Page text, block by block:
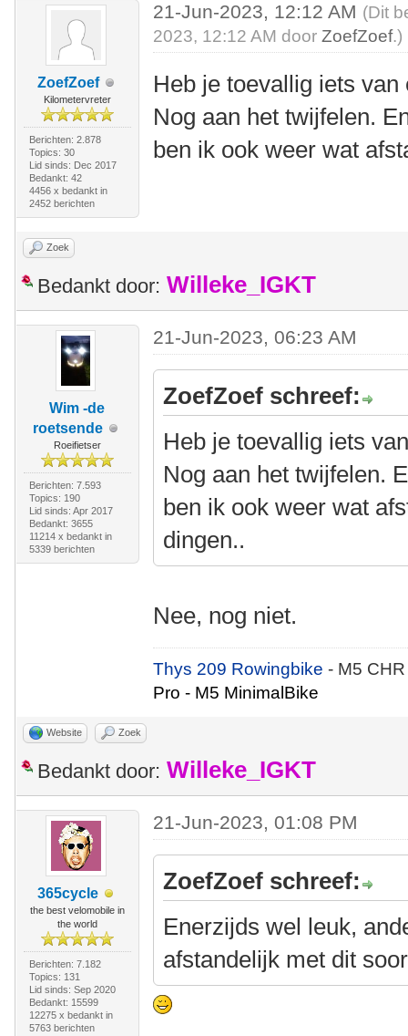
ZoefZoef
Kilometervreter
Berichten: 2.878
Topics: 30
Lid sinds: Dec 2017
Bedankt: 42
4456 x bedankt in
2452 berichten
21-Jun-2023, 12:12 AM (Dit
2023, 12:12 AM doorZoefZoef.)
Heb je toevallig iets
Nog aan het twijfelen.
ben ik ook weer wat
Zoek
Bedankt door: Willeke_IGKT
Wim -de
roetsende
Roeifietser
Berichten: 7.593
Topics: 190
Lid sinds: Apr 2017
Bedankt: 3655
11214 x bedankt in
5339 berichten
21-Jun-2023, 06:23 AM
ZoefZoef schreef:
Heb je toevallig iets
Nog aan het twijfelen.
ben ik ook weer wat
dingen..
Nee, nog niet.
Thys 209 Rowingbike- M5
Pro - M5 MinimalBike
Website Zoek
Bedankt door: Willeke_IGKT
365cycle
the best velomobile in
the world
Berichten: 7.182
Topics: 131
Lid sinds: Sep 2020
Bedankt: 15599
12275 x bedankt in
5763 berichten
21-Jun-2023, 01:08 PM
ZoefZoef schreef:
Enerzijds wel leuk,
afstandelijk met dit